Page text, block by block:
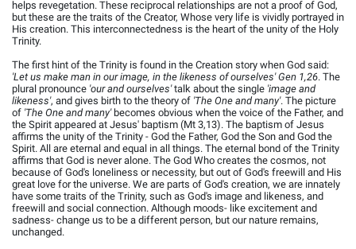
helps revegetation. These reciprocal relationships are not a proof of God,
but these are the traits of the Creator, Whose very life is vividly portrayed in
His creation. This interconnectedness is the heart of the unity of the Holy
Trinity.
The first hint of the Trinity is found in the Creation story when God said:
'Let us make man in our image, in the likeness of ourselves' Gen 1,26. The
plural pronounce 'our and ourselves'talk about the single 'image and
likeness', and gives birth to the theory of 'The One and many'. The picture
of 'The One and many' becomes obvious when the voice of the Father, and
the Spirit appeared at Jesus' baptism (Mt 3,13). The baptism of Jesus
affirms the unity of the Trinity - God the Father, God the Son and God the
Spirit. All are eternal and equal in all things. The eternal bond of the Trinity
affirms that God is never alone. The God Who creates the cosmos, not
because of God's loneliness or necessity, but out of God's freewill and His
great love for the universe. We are parts of God's creation, we are innately
have some traits of the Trinity, such as God's image and likeness, and
freewill and social connection. Although moods- like excitement and
sadness- change us to be a different person, but our nature remains,
unchanged.